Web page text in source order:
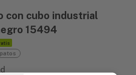
con cubo industrial
15494